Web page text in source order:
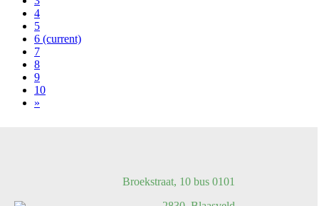
4
5
6 (current)
7
8
9
10
»
Broekstraat, 10 bus 0101